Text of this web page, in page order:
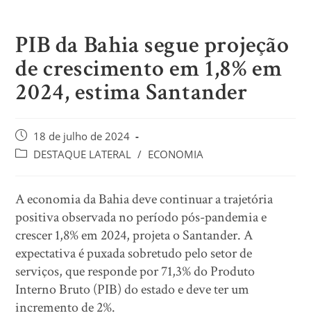
PIB da Bahia segue projeção
de crescimento em 1,8% em
2024, estima Santander
18 de julho de 2024
DESTAQUE LATERAL / ECONOMIA
A economia da Bahia deve continuar a trajetória
positiva observada no período pós-pandemia e
crescer 1,8% em 2024, projeta o Santander. A
expectativa é puxada sobretudo pelo setor de
serviços, que responde por 71,3% do Produto
Interno Bruto (PIB) do estado e deve ter um
incremento de 2%.